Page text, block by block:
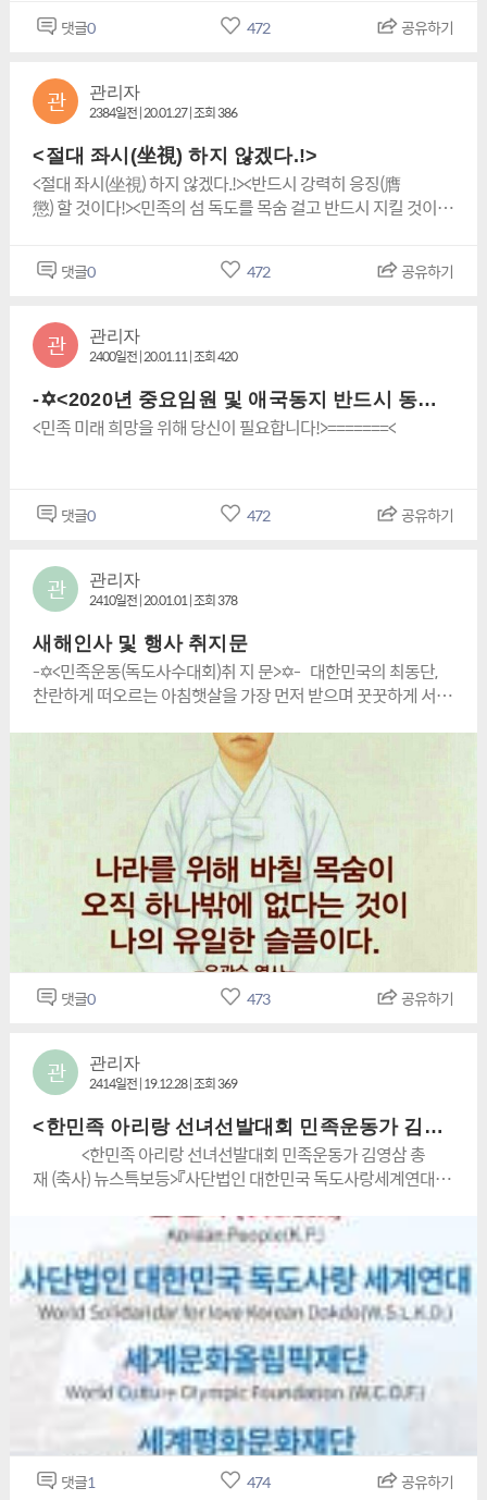
리ㆍ존엄)을 지키고 실천 하느냐의 문제이다!독립투사! <단재 신
채호선생>께선 역사를 잊은 민족에겐 미래가없다고 했듯이 조
은 조상(부모님)님들의 훌륭한 역사를 잘 받들어 뫼시면 복을 받
는다는 의미다!조상님을 공덕을 잘 뫼시고 특히 부모님께 큰 효
도를 많이 하시어새해에는 복 많이 받으시길 바랍니다. 이에 우
리의 순수하고 위대한 민족운동 단체인<사단법인 대한민국 독
도사랑 세계연대>는민족의 섬 수호에 있어<독도사수와 더 나아
가서는 순수하고 위대한 민족운동!>의살아있는 역사!살아 있
동에 부디 큰 힘을 실어 주길 바라는 바이
댓글0 472 공유하기
관 관리자
2384일전 | 20.01.27 | 조회 386
<절대 좌시(坐視) 하지 않겠다.!>
<절대 좌시(坐視) 하지 않겠다.!><반드시 강력히 응징(膺
懲) 할 것이다!><민족의 섬 독도를 목숨 걸고 반드시 지킬 것이
리ㆍ존엄)을 지키고 실천 하느냐의 문제이다!독립투사! <단재 신
채호선생>께선 역사를 잊은 민족에겐 미래가없다고 했듯이 조
은 조상(부모님)님들의 훌륭한 역사를 잘 받들어 뫼시면 복을 받
는다는 의미다!조상님을 공덕을 잘 뫼시고 특히 부모님께 큰 효
도를 많이 하시어새해에는 복 많이 받으시길 바랍니다. 이에 우
리의 순수하고 위대한 민족운동 단체인<사단법인 대한민국 독
도사랑 세계연대>는민족의 섬 수호에 있어<독도사수와 더 나아
동에 부디 큰 힘을 실어 주길 바라는 바이
댓글0 472 공유하기
관 관리자
2400일전 | 20.01.11 | 조회 420
-✡<2020년 중요임원 및 애국동지 반드시 동참(중대) 일정표>✡-
<민족 미래 희망을 위해 당신이 필요합니다!>=======<
댓글0 472 공유하기
관 관리자
2410일전 | 20.01.01 | 조회 378
새해인사 및 행사 취지문
-✡<민족운동(독도사수대회)취 지 문>✡- 대한민국의 최동단,
찬란하게 떠오르는 아침햇살을 가장 먼저 받으며 꿋꿋하게 서
나라’라는 뜻으로 국호를 조선[朝鮮]이라 지으셨다. 나라의 이
름에서 보듯이 우리는 찬란한 태양을 가슴에 품은 성스런 민족
이며 밝음을 추구하는 빛의 겨레이며 나아가 평화를 사랑하는
배달의 자손이다. 검푸른 동해를 지키는 독도는 그저 무심한 바
위로 된 섬이 아니라 민족의 정기가 살아 숨 쉬는 섬이요 우리의
후손들이 억만년을 두고 지켜야 할 우리의 땅이다. 그런데도 저
간악한 일본은 우리의 독도를 자기 땅이라고 우기는 파렴치한
작태를 그치지 않고 있으며 세계 각국에 우리의 상상을 초월하
는 천문학적인 자금을 투입하여 각종 로비활동을 벌려 대다수의
세계지도에 동해를 일본해라고 표기하는 것 뿐 만이 아니라 심
지어 독도를 일본의 일명 “다케시마” 라고 표기해 놓고 있으니
이 어찌 대한민국의 국민된 자로써 통분을 참을 수 있겠는가! 일
승국인 우리나라를 기회만 있으면 침범하여 성스런 이 땅을 노
략질하고 백의의 가슴을 총칼로 난도질 하였으니 은혜를 원수로
갚고 이율배반을 일삼는 파렴치한 나라가 하늘 아래 또 있단 말
인가! 세계2차대전의 전범국이었던 독일은 정권이 바뀔 때마
다 나찌의 만행으로 죄 없이 죽어간 유태인들과 전 세계 인류의
양심 앞에 무릎 꿇고 사죄를 하는데 똑 같은 전범국 일본은 오히
꽃다발을 바치며 군국주의의 부활을 꿈꾸고 있으니 임진왜란과
일제 36년간의 만행에 원통하게 숨져 가신 조상들의 이름으로
어찌 용서하고 묵과할 수 있단 말인가! 희망찬 21세기를 맞아
한일우호 증진도 중요하고 양국의 공동번영도 중요하지만 이를
위해서는 가해자였던 일본의 통렬한 참회와 사죄가 선행되어야
하고 동해와 독도가 분명 대한민국 땅임을 온 천하에 천명하지
않는 이상 우리는 결코 그들의 만행을 잊지도 좌시하지도 않을
것이다. 하여 한민족을 비롯한 특히 장차 우리 나라의 주인공
이 될 2세들에게도 확고한 민족정신을 심어주고 찬란한 우리 문
화예술의 발전과 민족의 섬 독도를 비롯한 우리 조국 대한민국
의 사랑을 실천하게 하자는 일환으로 독도사랑 나라사랑 “세계
문화체육예술축제(독도사수대회) 제 14회 특집 (1차,2차)대회
댓글0 473 공유하기
관 관리자
2414일전 | 19.12.28 | 조회 369
<한민족 아리랑 선녀선발대회 민족운동가 김영삼 총재 (축사)뉴스특보등>
<한민족 아리랑 선녀선발대회 민족운동가 김영삼 총
재 (축사) 뉴스특보등>『사단법인 대한민국 독도사랑세계연대 총
의 얼이 녹아있습니다.www.한민족.com<세계 최고의 위대한
한민족(Korea)이 천국(paradise)이라는 뜻의 홈페이지 도메인
>www.wkp.kr삭제 삭제 사단법인 대한민국 독도사랑 세계연대,
세계문화올림픽재단,세계평화문화재단사단법인대한민국독도
사랑세계연대,한민족,김영삼총재,세계문화올림픽추진위원회,세
계문화디지털대학,총재김영삼,독도사수,독도수호,독도사랑
www.wkp.kr
댓글1 474 공유하기